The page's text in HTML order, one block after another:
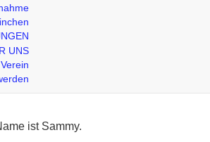
UNS
Sammy
ist Sammy.